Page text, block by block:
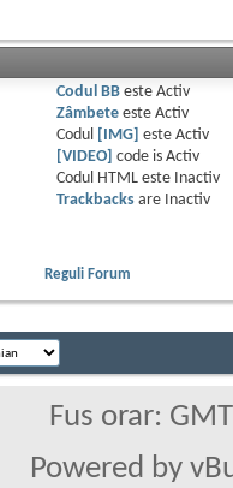
Codul BBeste Activ
Zâmbeteeste Activ
Codul
[IMG] este Activ
[VIDEO]
code is Activ
Codul HTML este
Inactiv
Trackbacksare
Inactiv
Reguli Forum
Fus orar:
Powered by